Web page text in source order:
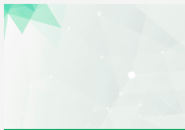
Saltar
al
contenido